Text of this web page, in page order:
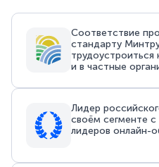
Соответствие
стандарту
трудоустроиться
и в частные
Лидер
своём сегменте
лидеров онлайн-